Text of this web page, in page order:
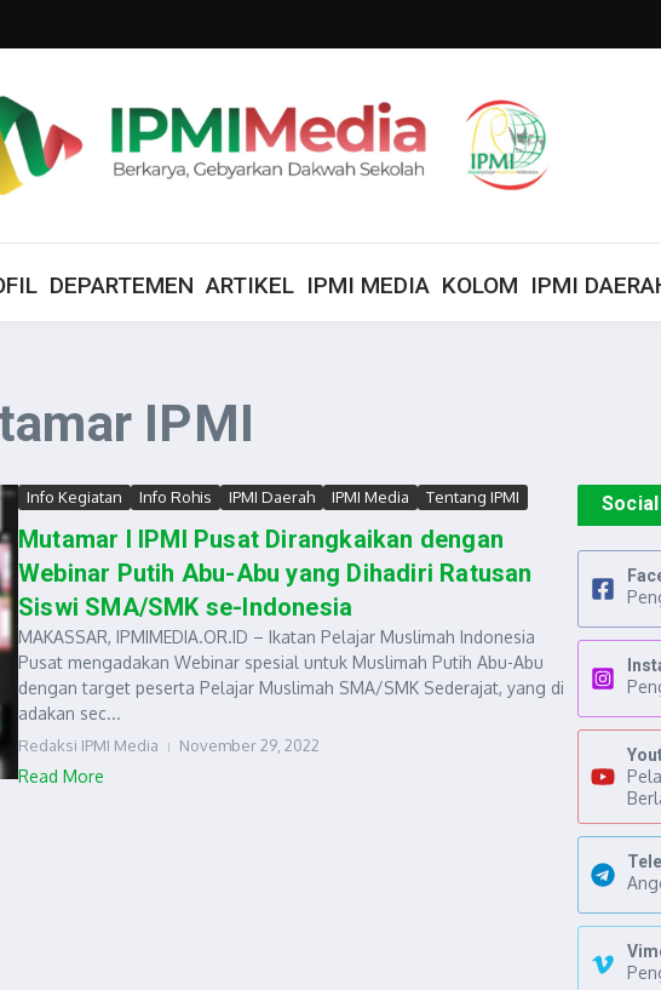
DEPARTEMEN ARTIKEL IPMI MEDIA KOLOM IPMI
IPMI
Info Kegiatan Info Rohis IPMI Daerah IPMI Media Tentang IPMI
Mutamar I IPMI Pusat Dirangkaikan dengan
Webinar Putih Abu-Abu yang Dihadiri Ratusan
Siswi SMA/SMK se-Indonesia
MAKASSAR, IPMIMEDIA.OR.ID – Ikatan Pelajar Muslimah Indonesia
Pusat mengadakan Webinar spesial untuk Muslimah Putih Abu-Abu
dengan target peserta Pelajar Muslimah SMA/SMK Sederajat, yang di
adakan sec...
Redaksi IPMI Media November 29, 2022
Read More